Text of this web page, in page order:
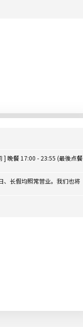
] 晚餐 17:00 - 23:55 (最後点餐
、长假均照常营业。我们也将